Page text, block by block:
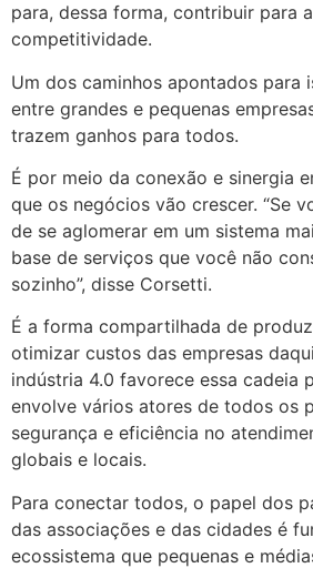
para, dessa forma, contribuir para
competitividade.
Um dos caminhos apontados para
entre grandes e pequenas
trazem ganhos para todos.
É por meio da conexão e sinergia
que os negócios vão crescer. “Se
de se aglomerar em um sistema
base de serviços que você não
sozinho”, disse Corsetti.
É a forma compartilhada de
otimizar custos das empresas
indústria 4.0 favorece essa cadeia
envolve vários atores de todos os
segurança e eficiência no
globais e locais.
Para conectar todos, o papel dos
das associações e das cidades é
ecossistema que pequenas e